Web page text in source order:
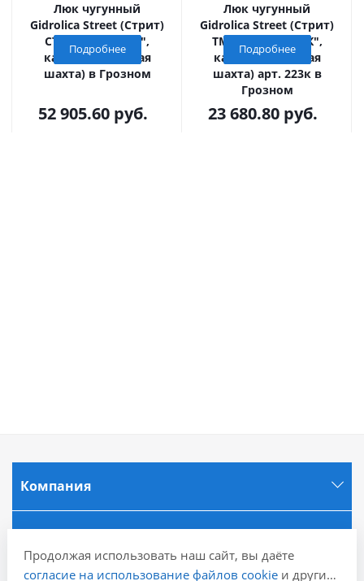
Люк чугунный
Gidrolica Street (Стрит)
СТ(Е600)-2-60 ("К",
канализационная
шахта) в Грозном
52 905.60руб.
Подробнее
Люк чугунный
Gidrolica Street (Стрит)
ТМ(Д400)-2-60 ("К",
канализационная
шахта) арт. 223к в
Грозном
23 680.80руб.
Подробнее
Компания
Информация
Продолжая использовать наш сайт, вы даёте
согласие на использование файлов cookieи других